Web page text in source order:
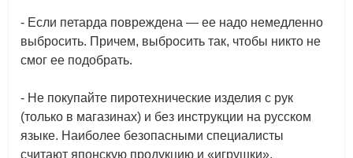
- Если петарда повреждена — ее надо немедленно
выбросить. Причем, выбросить так, чтобы никто не
смог ее подобрать.
- Не покупайте пиротехнические изделия с рук
(только в магазинах) и без инструкции на русском
языке. Наиболее безопасными специалисты
считают японскую продукцию и «игрушки»,